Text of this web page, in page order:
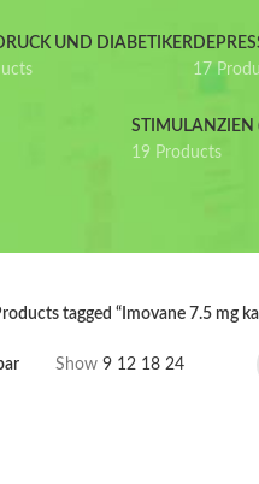
UND DIABETIKER
17
STIMULANZIEN
19 Products
tagged “Imovane 7.5 mg
Show 9 12 18 24